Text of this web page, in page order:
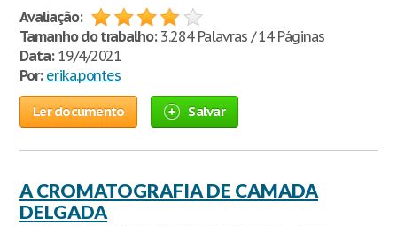
Avaliação:
Tamanho do trabalho:3.284 Palavras / 14 Páginas
Data:19/4/2021
Por: erika.pontes
Ler documento Salvar
A CROMATOGRAFIA DE CAMADA
DELGADA